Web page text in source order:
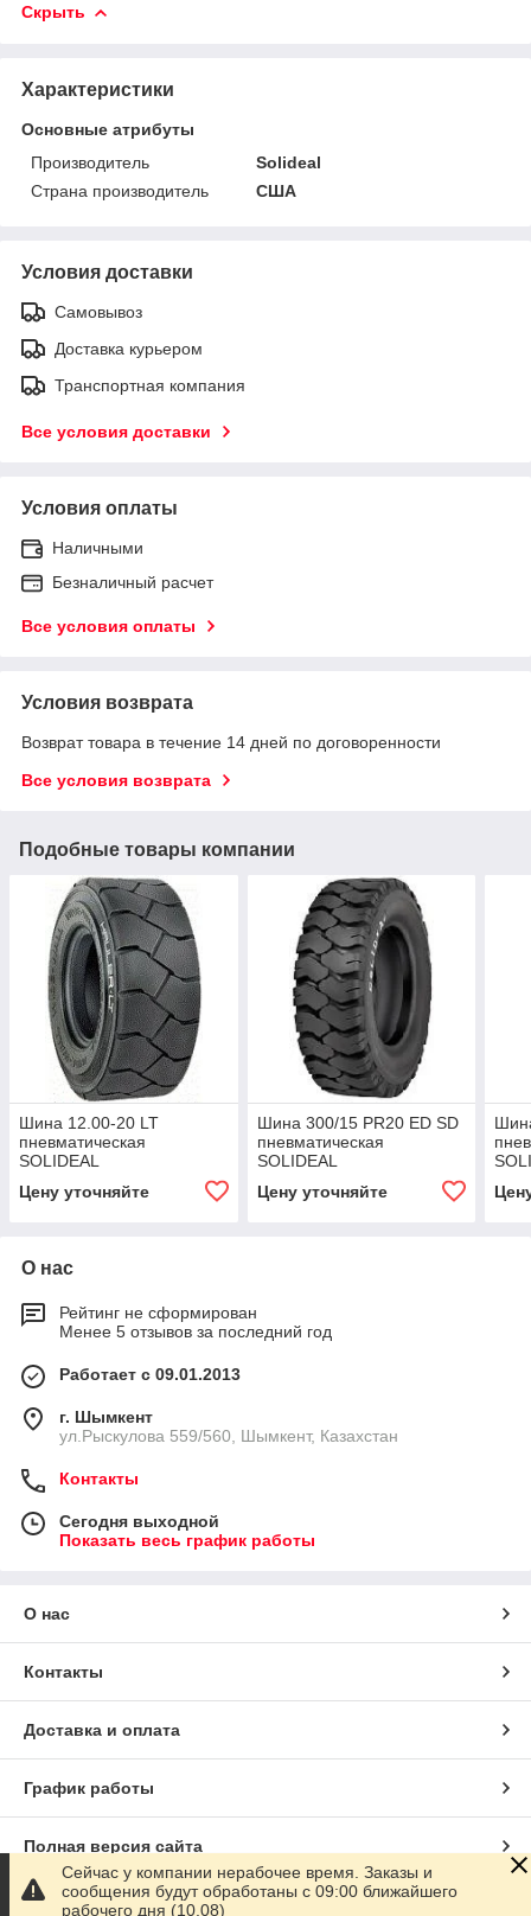
Скрыть
Характеристики
Основные атрибуты
Производитель
Solideal
Страна производитель
США
Условия доставки
Самовывоз
Доставка курьером
Транспортная компания
Все условия доставки
Условия оплаты
Наличными
Безналичный расчет
Все условия оплаты
Условия возврата
Возврат товара в течение 14 дней по договоренности
Все условия возврата
Подобные товары компании
Шина 12.00-20 LT
пневматическая
SOLIDEAL
Цену уточняйте
Шина 300/15 PR20 ED SD
пневматическая
SOLIDEAL
Цену уточняйте
О нас
Рейтинг не сформирован
Менее 5 отзывов за последний год
Работает с 09.01.2013
г. Шымкент
ул.Рыскулова 559/560, Шымкент, Казахстан
Контакты
Сегодня выходной
Показать весь график работы
О нас
Контакты
Доставка и оплата
График работы
Полная версия сайта
Сайт создан на маркетплейсе
Сейчас у компании нерабочее время. Заказы и
сообщения будут обработаны с 09:00 ближайшего
рабочего дня (10.08)